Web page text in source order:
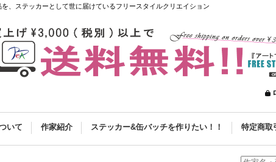
、ステッカーとして世に届けているフリースタイルクリエイション
いて 作家紹介 ステッカー&缶バッチを作りたい！！ 特定商取